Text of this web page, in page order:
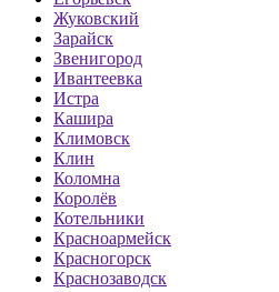
Жуковский
Зарайск
Звенигород
Ивантеевка
Истра
Кашира
Климовск
Клин
Коломна
Королёв
Котельники
Красноармейск
Красногорск
Краснозаводск